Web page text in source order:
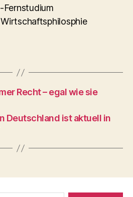
Recht – egal wie sie
Deutschland ist aktuell in